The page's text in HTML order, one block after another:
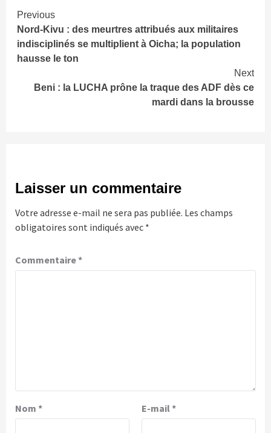
Continue
Reading
Previous
Nord-Kivu : des meurtres attribués aux militaires
indisciplinés se multiplient à Oicha; la population
hausse le ton
Next
Beni : la LUCHA prône la traque des ADF dès ce
mardi dans la brousse
Laisser un commentaire
Votre adresse e-mail ne sera pas publiée. Les champs
obligatoires sont indiqués avec *
Commentaire*
Nom * E-mail*